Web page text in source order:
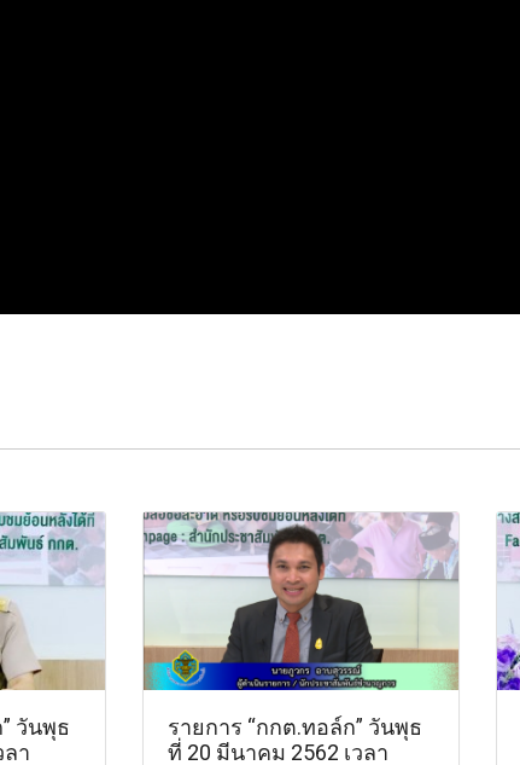
วันพุธ
ลา
รายการ “กกต.ทอล์ก” วันพุธ
ที่ 20 มีนาคม 2562 เวลา